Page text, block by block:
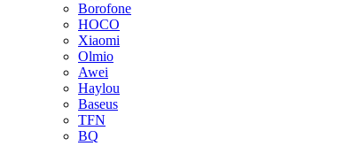
Borofone
HOCO
Xiaomi
Olmio
Awei
Haylou
Baseus
TFN
BQ